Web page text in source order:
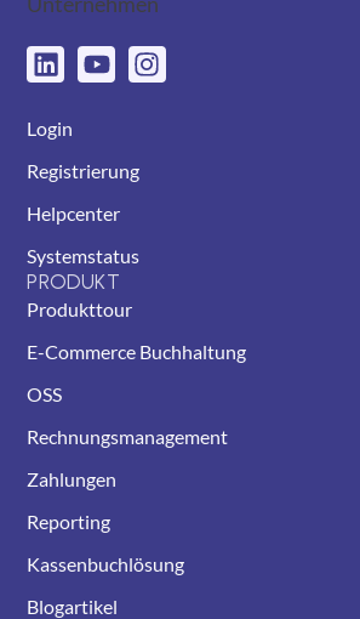
Login
Registrierung
Helpcenter
Systemstatus
PRODUKT
Produkttour
E-Commerce Buchhaltung
OSS
Rechnungsmanagement
Zahlungen
Reporting
Kassenbuchlösung
Blogartikel